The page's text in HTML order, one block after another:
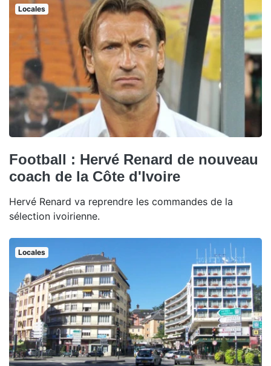
Locales
Football : Hervé Renard de nouveau
coach de la Côte d'Ivoire
Hervé Renard va reprendre les commandes de la
sélection ivoirienne.
Locales